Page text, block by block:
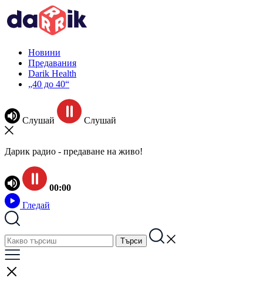
Новини
Предавания
Darik Health
„40 до 40“
Слушай Слушай
Дарик радио - предаване на живо!
00:00
Гледай